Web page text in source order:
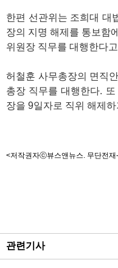
한편 선관위는 조희대 대
장의 지명 해제를 통보함
위원장 직무를 대행한다
허철훈 사무총장의 면직
총장 직무를 대행한다.
장을 9일자로 직위 해제
<저작권자ⓒ뷰스앤뉴스. 무단전재
공
유
관련기사